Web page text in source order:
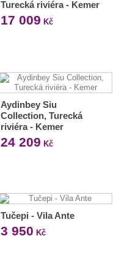
Turecká riviéra - Kemer
17 009 Kč
Aydinbey Siu
Collection, Turecká
riviéra - Kemer
24 209 Kč
Tučepi - Vila Ante
3 950 Kč